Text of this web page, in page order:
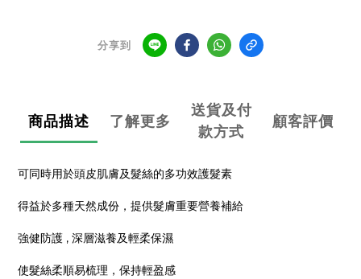
分享到
商品描述 了解更多
送貨及付
款方式
顧客評價
可同時用於頭皮肌膚及髮絲的多功效護髮素
得益於多種天然成份， 提供髮膚重要營養補給
強健防護 , 深層滋養及輕柔保濕
使髮絲柔順易梳理，保持輕盈感